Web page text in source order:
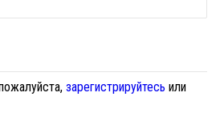
зарегистрируйтесь или